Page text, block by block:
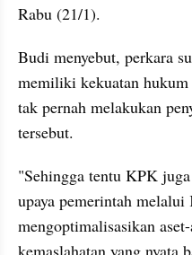
Rabu (21/1).
Budi menyebut, perkara
memiliki kekuatan
tak pernah melakukan
tersebut.
"Sehingga tentu KPK
upaya pemerintah
mengoptimalisasikan
kemaslahatan yang nyata